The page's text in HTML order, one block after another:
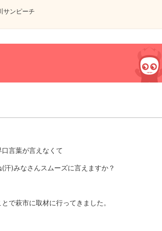
サンピーチ
言葉が言えなくて
)みなさんスムーズに言えますか？
で萩市に取材に行ってきました。